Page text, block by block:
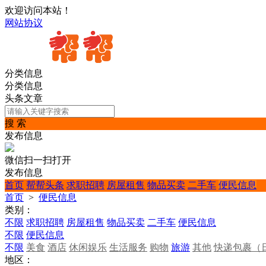
欢迎访问本站！
网站协议
分类信息
分类信息
头条文章
搜 索
发布信息
微信扫一扫打开
发布信息
首页 帮帮头条 求职招聘 房屋租售 物品买卖 二手车 便民信息
首页 > 便民信息
类别：
不限 求职招聘 房屋租售 物品买卖 二手车 便民信息
不限 便民信息
不限 美食 酒店 休闲娱乐 生活服务 购物 旅游 其他 快递包裹（
地区：